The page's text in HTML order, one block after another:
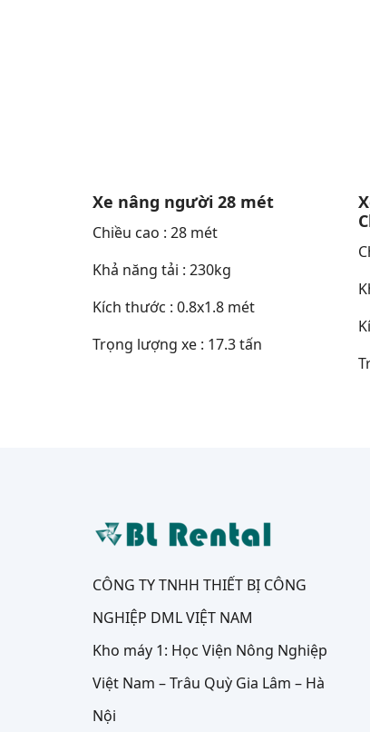
Xe nâng người 28 mét
Chiều cao : 28 mét
Khả năng tải : 230kg
Kích thước : 0.8x1.8 mét
Trọng lượng xe : 17.3 tấn
CÔNG TY TNHH THIẾT BỊ CÔNG
NGHIỆP DML VIỆT NAM
Kho máy 1: Học Viện Nông Nghiệp
Việt Nam – Trâu Quỳ Gia Lâm – Hà
Nội